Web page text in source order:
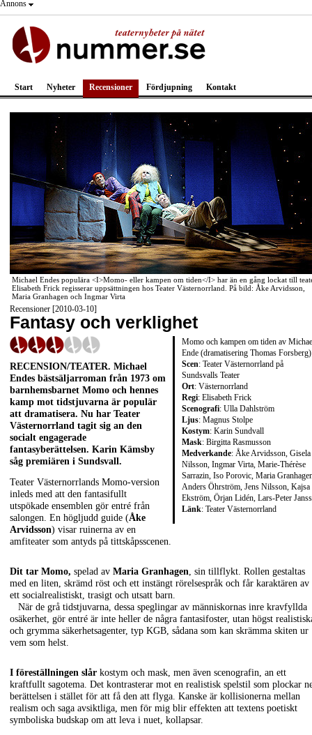
Annons
Start Nyheter Recensioner Fördjupning Kontakt
Michael Endes populära <I>Momo- eller kampen om tiden</I> har än en gång lockat till
Elisabeth Frick regisserar uppsättningen hos Teater Västernorrland. På bild: Åke Arvidsson,
Maria Granhagen och Ingmar Virta
Recensioner [2010-03-10]
Fantasy och verklighet
Momo och kampen om tiden av
Ende (dramatisering Thomas Forsberg)
Scen: Teater Västernorrland på
Sundsvalls Teater
Ort: Västernorrland
Regi: Elisabeth Frick
Scenografi: Ulla Dahlström
Ljus: Magnus Stolpe
Kostym: Karin Sundvall
Mask: Birgitta Rasmusson
Medverkande: Åke Arvidsson, Gisela
Nilsson, Ingmar Virta, Marie-Thérèse
Sarrazin, Iso Porovic, Maria
Anders Öhrström, Jens Nilsson, Kajsa
Ekström, Örjan Lidén, Lars-Peter
Länk: Teater Västernorrland
RECENSION/TEATER. Michael
Endes bästsäljarroman från 1973 om
barnhemsbarnet Momo och hennes
kamp mot tidstjuvarna är populär
att dramatisera. Nu har Teater
Västernorrland tagit sig an den
socialt engagerade
fantasyberättelsen. Karin Kämsby
såg premiären i Sundsvall.
Teater Västernorrlands Momo-version
inleds med att den fantasifullt
utspökade ensemblen gör entré från
salongen. En högljudd guide (Åke
Arvidsson) visar ruinerna av en
amfiteater som antyds på tittskåpsscenen.
Dit tar Momo, spelad av Maria Granhagen, sin tillflykt. Rollen gestaltas
med en liten, skrämd röst och ett instängt rörelsespråk och får karaktären av
ett socialrealistiskt, trasigt och utsatt barn.
När de grå tidstjuvarna, dessa speglingar av människornas inre kravfyllda
osäkerhet, gör entré är inte heller de några fantasifoster, utan högst
och grymma säkerhetsagenter, typ KGB, sådana som kan skrämma skiten ur
vem som helst.
I föreställningen slår kostym och mask, men även scenografin, an ett
kraftfullt sagotema. Det kontrasterar mot en realistisk spelstil som plockar
berättelsen i stället för att få den att flyga. Kanske är kollisionerna mellan
realism och saga avsiktliga, men för mig blir effekten att textens poetiskt
symboliska budskap om att leva i nuet, kollapsar.